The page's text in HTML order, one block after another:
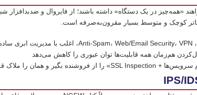
کوچک و متوسط بسیار مقرون‌به‌صرفه است.
هم‌زمان همه قابلیت‌ها توان عبوری را کاهش می‌دهد